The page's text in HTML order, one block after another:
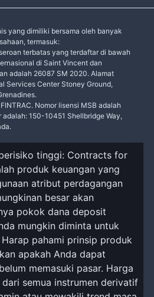
yang dimiliki bersama oleh banyak
termasuk:
terbatas yang terdaftar di bawah
di Saint Vincent dan
adalah 26087 SM 2020. Alamat
Services Center Stoney Ground,
Nomor lisensi MSB adalah
150-10451 Shellbridge Way,
tinggi: Contracts for
produk keuangan yang
atribut perdagangan
besar akan
pokok dana deposit
mungkin diminta untuk
pahami prinsip produk
apakah Anda dapat
memasuki pasar. Harga
semua instrumen derivatif